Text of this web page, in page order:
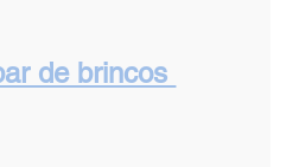
de brincos